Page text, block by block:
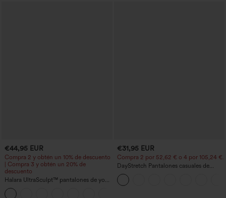
€44,95 EUR
Compra 2 y obtén un 10% de descuento
| Compra 3 y obtén un 20% de
descuento
Halara UltraSculpt™ pantalones de yoga
holgados de talle alto con control
abdominal, rayas color block y bolsillos
€31,95 EUR
Compra 2 por 52,62 € o 4 por 105,24 €.
DayStretch Pantalones casuales de
cintura alta con pernera tipo barril y
bolsillos